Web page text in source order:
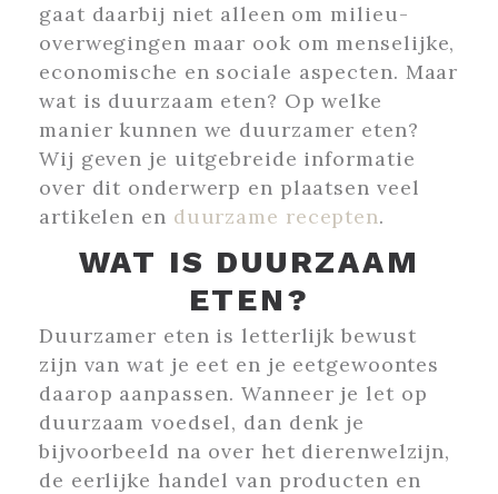
gaat daarbij niet alleen om milieu-
overwegingen maar ook om menselijke,
economische en sociale aspecten. Maar
wat is duurzaam eten? Op welke
manier kunnen we duurzamer eten?
Wij geven je uitgebreide informatie
over dit onderwerp en plaatsen veel
artikelen en duurzame recepten.
WAT IS DUURZAAM
ETEN?
Duurzamer eten is letterlijk bewust
zijn van wat je eet en je eetgewoontes
daarop aanpassen. Wanneer je let op
duurzaam voedsel, dan denk je
bijvoorbeeld na over het dierenwelzijn,
de eerlijke handel van producten en